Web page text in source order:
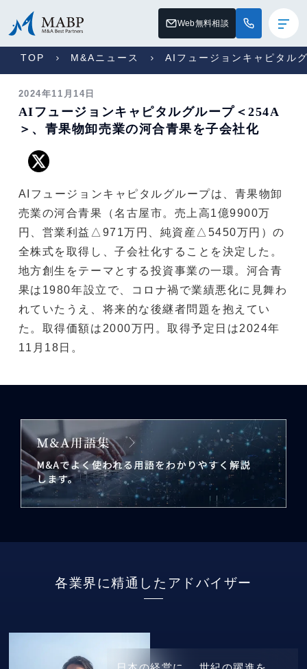
Web無料相談
TOP M&Aニュース AIフュージョンキャピタル
2024年11月14日
AIフュージョンキャピタルグループ＜254A
＞、青果物卸売業の河合青果を子会社化
AIフュージョンキャピタルグループは、青果物卸
売業の河合青果（名古屋市。売上高1億9900万
円、営業利益△971万円、純資産△5450万円）の
全株式を取得し、子会社化することを決定した。
地方創生をテーマとする投資事業の一環。河合青
果は1980年設立で、コロナ禍で業績悪化に見舞わ
れていたうえ、将来的な後継者問題を抱えてい
た。取得価額は2000万円。取得予定日は2024年
11月18日。
各業界に精通したアドバイザー